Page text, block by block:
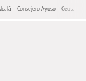
Consejero Ayuso Ceuta